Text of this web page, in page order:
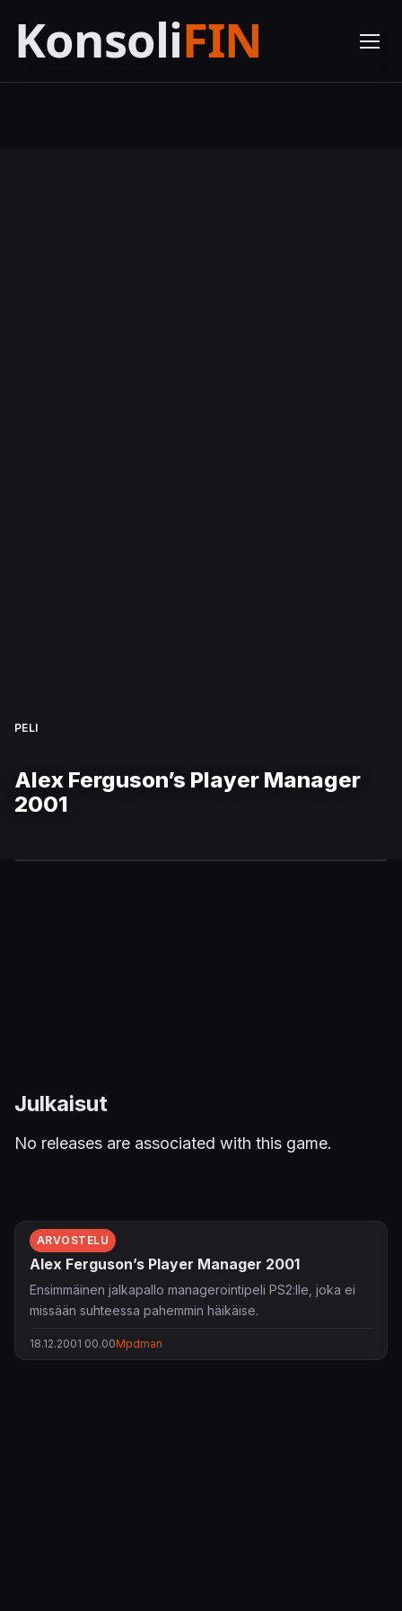
PELI
Alex Ferguson’s Player Manager
2001
Julkaisut
No releases are associated with this game.
ARVOSTELU
Alex Ferguson’s Player Manager 2001
Ensimmäinen jalkapallo managerointipeli PS2:lle, joka ei
missään suhteessa pahemmin häikäise.
18.12.2001 00.00Mpdman